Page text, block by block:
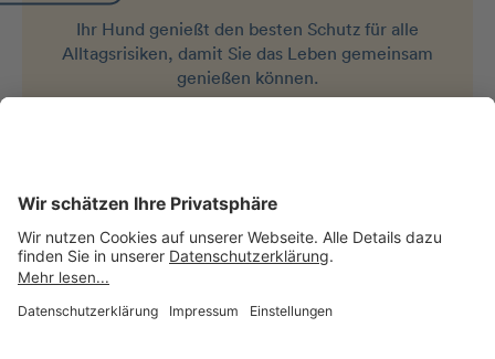
Ihr Hund genießt den besten Schutz für alle
Alltagsrisiken, damit Sie das Leben gemeinsam
genießen können.
Jetzt Beitrag berechnen